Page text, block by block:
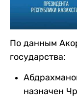
По данным
государства:
назначен